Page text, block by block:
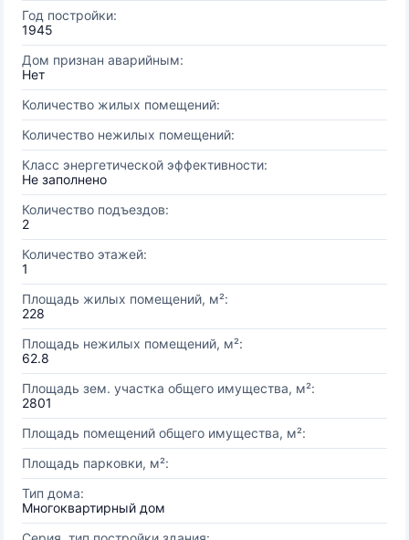
Год постройки:
1945
Дом признан аварийным:
Нет
Количество жилых помещений:
Количество нежилых помещений:
Класс энергетической эффективности:
Не заполнено
Количество подъездов:
2
Количество этажей:
1
Площадь жилых помещений, м²:
228
Площадь нежилых помещений, м²:
62.8
Площадь зем. участка общего имущества, м²:
2801
Площадь помещений общего имущества, м²:
Площадь парковки, м²:
Тип дома:
Многоквартирный дом